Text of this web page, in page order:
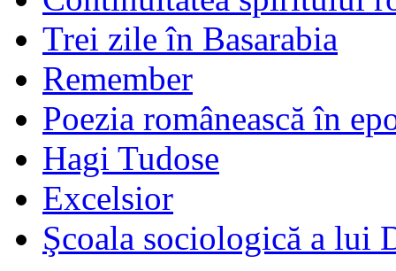
Trei zile în Basarabia
Remember
Poezia românească în
Hagi Tudose
Excelsior
Şcoala sociologică a lui